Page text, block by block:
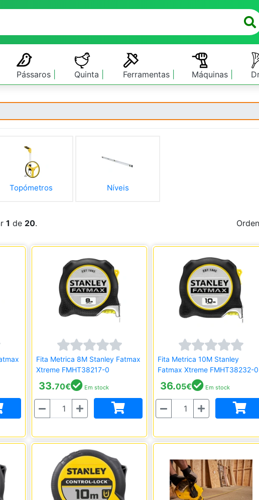
Pássaros Quinta Ferramentas Máquinas
Topómetros Níveis
1 de 20.
Fita Metrica 8M Stanley Fatmax
Xtreme FMHT38217-0
33.70€ Em stock
Quantidade
Fita Metrica 10M Stanley
Fatmax Xtreme FMHT38232-0
36.05€ Em stock
Quantidade